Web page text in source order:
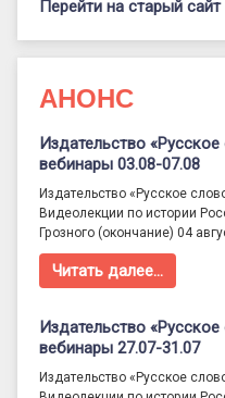
Перейти на старый сайт
АНОНС
Издательство
вебинары 03.08-07.08
Издательство «Русское
Видеолекции по истории
Грозного (окончание) 04
Читать далее…
Издательство
вебинары 27.07-31.07
Издательство «Русское